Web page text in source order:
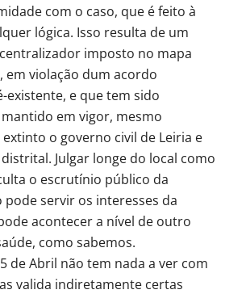
com o caso, que é feito à
lógica. Isso resulta de um
imposto no mapa
em violação dum acordo
e que tem sido
em vigor, mesmo
o governo civil de Leiria e
Julgar longe do local como
o escrutínio público da
pode servir os interesses da
acontecer a nível de outro
como sabemos.
de Abril não tem nada a ver com
valida indiretamente certas